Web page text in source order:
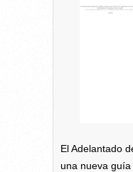
El Adelantado
una nueva